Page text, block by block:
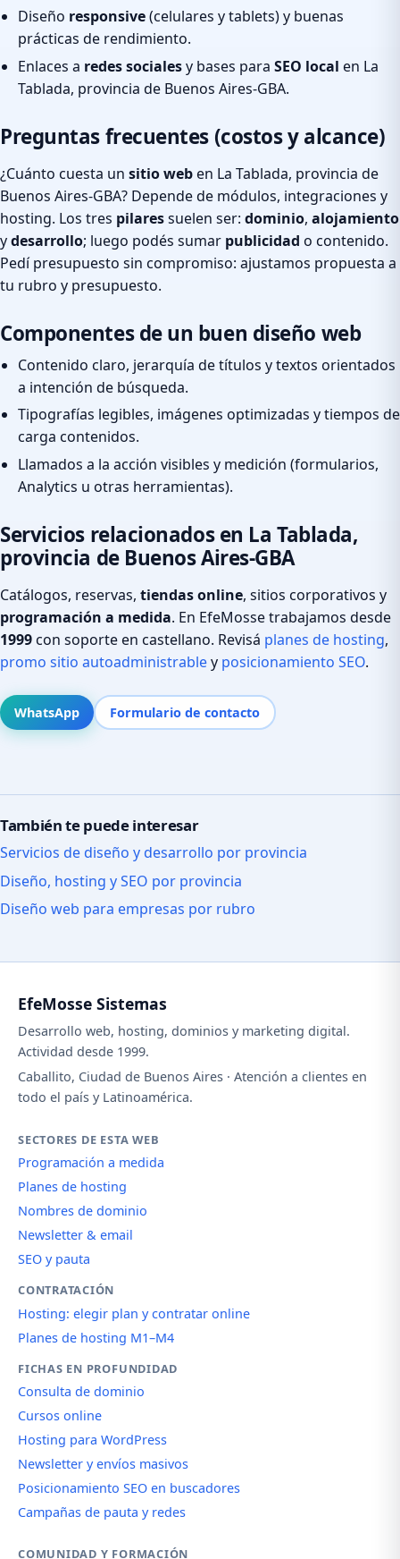
Diseño responsive(celulares y tablets) y buenas
prácticas de rendimiento.
Enlaces a redes socialesy bases para SEO local en La
Tablada, provincia de Buenos Aires-GBA.
Preguntas frecuentes (costos y alcance)
¿Cuánto cuesta un sitio weben La Tablada, provincia de
Buenos Aires-GBA? Depende de módulos, integraciones y
hosting. Los tres pilaressuelen ser: dominio, alojamiento
ydesarrollo; luego podés sumar publicidad o contenido.
Pedí presupuesto sin compromiso: ajustamos propuesta a
tu rubro y presupuesto.
Componentes de un buen diseño web
Contenido claro, jerarquía de títulos y textos orientados
a intención de búsqueda.
Tipografías legibles, imágenes optimizadas y tiempos de
carga contenidos.
Llamados a la acción visibles y medición (formularios,
Analytics u otras herramientas).
Servicios relacionados en La Tablada,
provincia de Buenos Aires-GBA
Catálogos, reservas, tiendas online, sitios corporativos y
programación a medida. En EfeMosse trabajamos desde
1999con soporte en castellano. Revisá planes de hosting,
promo sitio autoadministrabley posicionamiento SEO.
WhatsApp Formulario de contacto
También te puede interesar
Servicios de diseño y desarrollo por provincia
Diseño, hosting y SEO por provincia
Diseño web para empresas por rubro
EfeMosse Sistemas
Desarrollo web, hosting, dominios y marketing digital.
Actividad desde 1999.
Caballito, Ciudad de Buenos Aires · Atención a clientes en
todo el país y Latinoamérica.
SECTORES DE ESTA WEB
Programación a medida
Planes de hosting
Nombres de dominio
Newsletter & email
SEO y pauta
CONTRATACIÓN
Hosting: elegir plan y contratar online
Planes de hosting M1–M4
FICHAS EN PROFUNDIDAD
Consulta de dominio
Cursos online
Hosting para WordPress
Newsletter y envíos masivos
Posicionamiento SEO en buscadores
Campañas de pauta y redes
COMUNIDAD Y FORMACIÓN